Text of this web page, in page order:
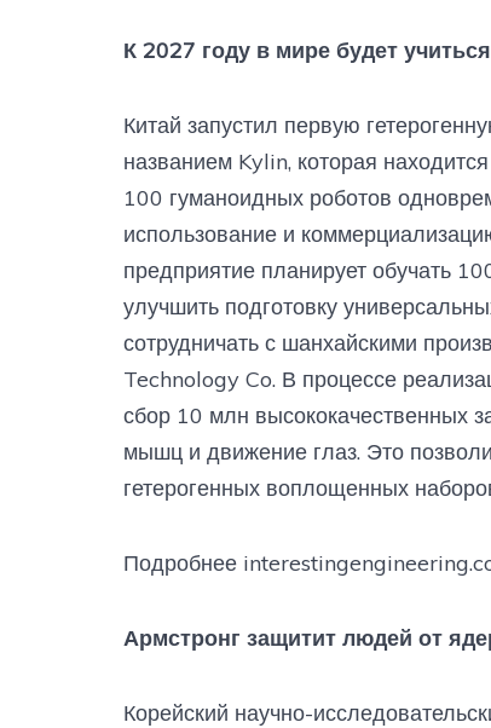
К 2027 году в мире будет
Китай запустил первую
названием Kylin, которая
100 гуманоидных роботов
использование и
предприятие планирует обучать
улучшить подготовку
сотрудничать с шанхайскими
Technology Co. В процессе
сбор 10 млн высококачественных
мышц и движение глаз. Это
гетерогенных воплощенных
Подробнее
Армстронг защитит людей от
Корейский научно-